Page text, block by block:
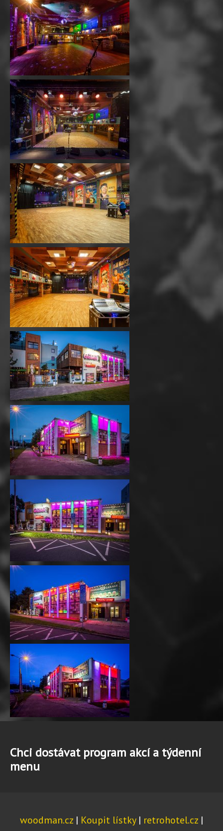
Chci dostávat program akcí a týdenní
menu
woodman.cz | Koupit lístky| retrohotel.cz |